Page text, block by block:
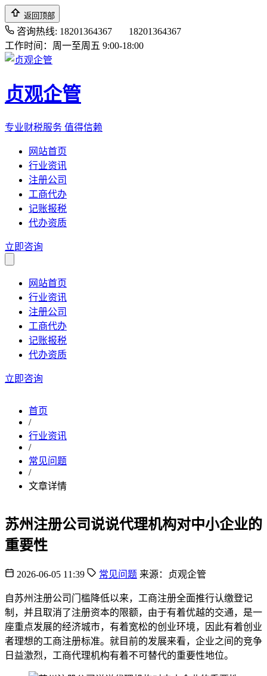
返回顶部
咨询热线: 18201364367
18201364367
工作时间：周一至周五 9:00-18:00
贞观企管
专业财税服务 值得信赖
网站首页
行业资讯
注册公司
工商代办
记账报税
代办资质
立即咨询
网站首页
行业资讯
注册公司
工商代办
记账报税
代办资质
立即咨询
首页
/
行业资讯
/
常见问题
/
文章详情
苏州注册公司说说代理机构对中小企业的
重要性
2026-06-05 11:39 常见问题 来源：贞观企管
自苏州注册公司门槛降低以来，工商注册全面推行认缴登记
制，并且取消了注册资本的限额，由于有着优越的交通，是一
座重点发展的经济城市，有着宽松的创业环境，因此有着创业
者理想的工商注册标准。就目前的发展来看，企业之间的竞争
日益激烈，工商代理机构有着不可替代的重要性地位。